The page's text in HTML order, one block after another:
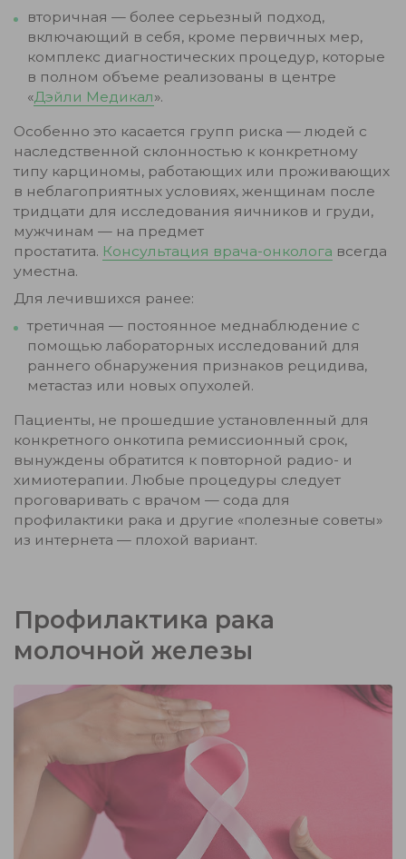
вторичная — более серьезный подход,
включающий в себя, кроме первичных мер,
комплекс диагностических процедур, которые
в полном объеме реализованы в центре
«Дэйли Медикал».
Особенно это касается групп риска — людей с
наследственной склонностью к конкретному
типу карциномы, работающих или проживающих
в неблагоприятных условиях, женщинам после
тридцати для исследования яичников и груди,
мужчинам — на предмет
простатита. Консультация врача-онколога всегда
уместна.
Для лечившихся ранее:
третичная — постоянное меднаблюдение с
помощью лабораторных исследований для
раннего обнаружения признаков рецидива,
метастаз или новых опухолей.
Пациенты, не прошедшие установленный для
конкретного онкотипа ремиссионный срок,
вынуждены обратится к повторной радио- и
химиотерапии. Любые процедуры следует
проговаривать с врачом — сода для
профилактики рака и другие «полезные советы»
из интернета — плохой вариант.
Профилактика рака
молочной железы